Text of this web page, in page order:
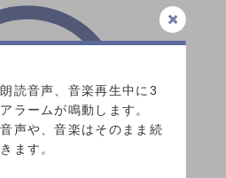
読音声、音楽再生中に3
ラームが鳴動します。
声や、音楽はそのまま続
ます。